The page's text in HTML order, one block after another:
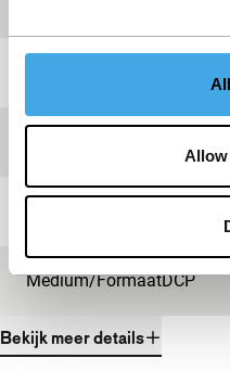
Medium/FormaatDCP
Bekijk meer details